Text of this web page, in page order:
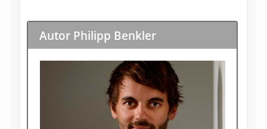
Autor Philipp Benkler